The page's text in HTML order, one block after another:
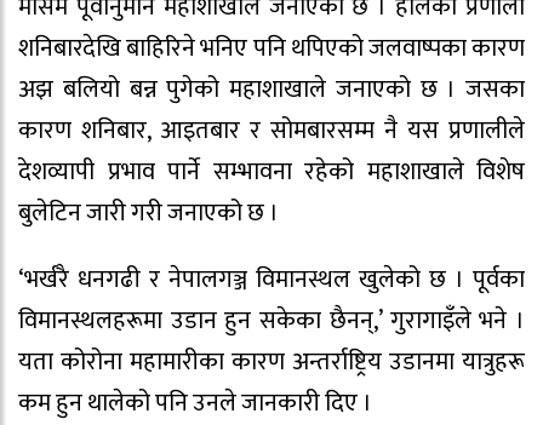
शनिबारदेखि बाहिरिने भनिए पनि थपिएको जलवाष्पका कारण
अझ बलियो बन्न पुगेको महाशाखाले जनाएको छ । जसका
कारण शनिबार, आइतबार र सोमबारसम्म नै यस प्रणालीले
देशव्यापी प्रभाव पार्ने सम्भावना रहेको महाशाखाले विशेष
बुलेटिन जारी गरी जनाएको छ ।
‘भर्खरै धनगढी र नेपालगञ्ज विमानस्थल खुलेको छ । पूर्वका
विमानस्थलहरूमा उडान हुन सकेका छैनन्,’ गुरागाइँले भने ।
यता कोरोना महामारीका कारण अन्तर्राष्ट्रिय उडानमा यात्रुहरू
कम हुन थालेको पनि उनले जानकारी दिए ।